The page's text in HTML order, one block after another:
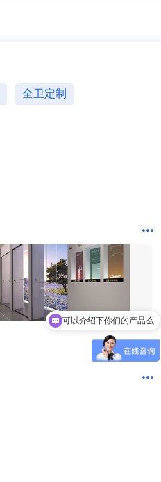
37分钟前 北京吴女士成功提交需求
27分钟前 北京吴女士成功提交需求
2分钟前 山东甘先生成功提交需求
3分钟前 广东古先生成功提交需求
4分钟前 湖北胡先生成功提交需求
10分钟前 四川贺先生成功提交需求
3分钟前 北京吴女士成功提交需求
2分钟前 山东甘先生成功提交需求
3分钟前 广东古先生成功提交需求
13分钟前 湖北胡先生成功提交需求
10分钟前 四川贺先生成功提交需求
全卫定制
可以介绍下你们的产品么